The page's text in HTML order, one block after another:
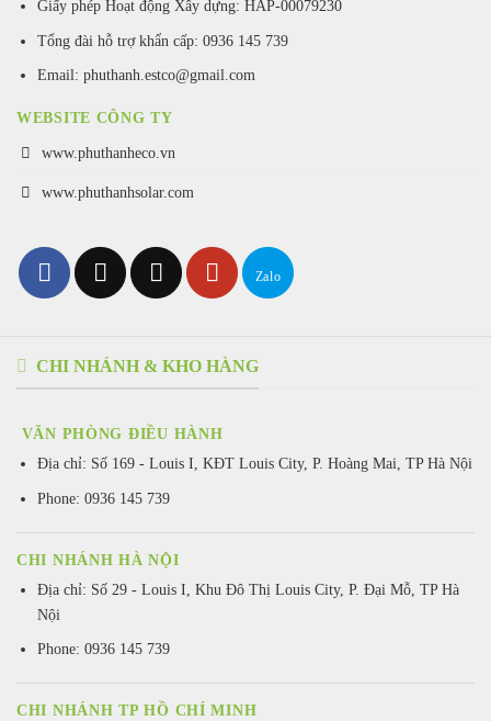
Giấy phép Hoạt động Xây dựng: HAP-00079230
Tổng đài hỗ trợ khẩn cấp: 0936 145 739
Email: phuthanh.estco@gmail.com
WEBSITE CÔNG TY
www.phuthanheco.vn
www.phuthanhsolar.com
CHI NHÁNH & KHO HÀNG
VĂN PHÒNG ĐIỀU HÀNH
Địa chỉ: Số 169 - Louis I, KĐT Louis City, P. Hoàng Mai, TP Hà Nội
Phone: 0936 145 739
CHI NHÁNH HÀ NỘI
Địa chỉ: Số 29 - Louis I, Khu Đô Thị Louis City, P. Đại Mỗ, TP Hà
Nội
Phone: 0936 145 739
CHI NHÁNH TP HỒ CHÍ MINH